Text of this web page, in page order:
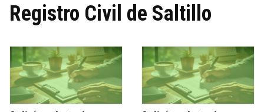
Registro Civil de Saltillo